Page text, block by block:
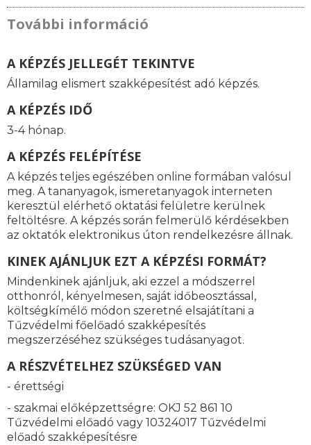
További információ
A KÉPZÉS JELLEGÉT TEKINTVE
Államilag elismert szakképesítést adó képzés.
A KÉPZÉS IDŐ
3-4 hónap.
A KÉPZÉS FELÉPÍTÉSE
A képzés teljes egészében online formában valósul
meg. A tananyagok, ismeretanyagok interneten
keresztül elérhető oktatási felületre kerülnek
feltöltésre. A képzés során felmerülő kérdésekben
az oktatók elektronikus úton rendelkezésre állnak.
KINEK AJÁNLJUK EZT A KÉPZÉSI FORMÁT?
Mindenkinek ajánljuk, aki ezzel a módszerrel
otthonról, kényelmesen, saját időbeosztással,
költségkímélő módon szeretné elsajátítani a
Tűzvédelmi főelőadó szakképesítés
megszerzéséhez szükséges tudásanyagot.
A RÉSZVÉTELHEZ SZÜKSÉGED VAN
- érettségi
- szakmai előképzettségre: OKJ 52 861 10
Tűzvédelmi előadó vagy 10324017 Tűzvédelmi
előadó szakképesítésre